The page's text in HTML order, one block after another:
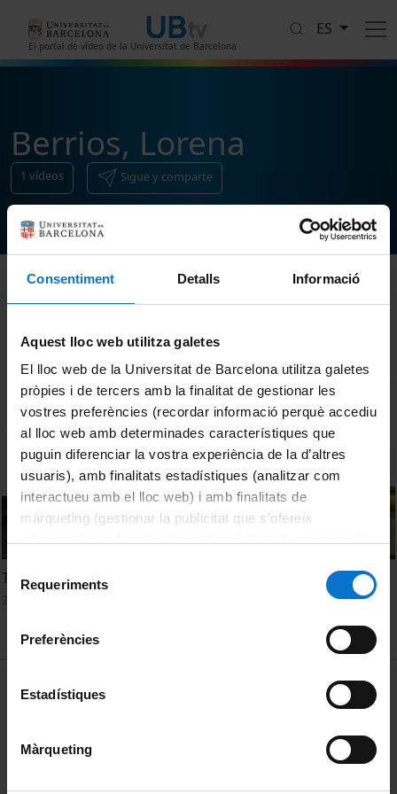
Consentiment Detalls Informació
Aquest lloc web utilitza galetes
El lloc web de la Universitat de Barcelona utilitza galetes
pròpies i de tercers amb la finalitat de gestionar les
vostres preferències (recordar informació perquè accediu
al lloc web amb determinades característiques que
puguin diferenciar la vostra experiència de la d’altres
usuaris), amb finalitats estadístiques (analitzar com
interactueu amb el lloc web) i amb finalitats de
màrqueting (gestionar la publicitat que s’ofereix
consultar laPolítica de galetes del lloc web de la
Requeriments
Preferències
Estadístiques
Màrqueting
El portal de vídeo de la Universitat de Barcelona
ES
Berrios, Lorena
1 vídeos Sigue y comparte
Ordenar
Taula sobre la creativitat i l’educació literària
MENÚ PEU 1
Política de Cookies
Privacidad y términos